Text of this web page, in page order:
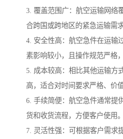
3. 覆盖范围广：航空运输网络
合跨国或跨地区的紧急运输需求
4. 安全性高：航空急件在运输
素影响较小，且操作规范严格
5. 成本较高：相比其他运输方
高，适合对时间要求严格、价
6. 手续简便：航空急件通常提
货和收货流程，方便客户使用。
7. 灵活性强：可根据客户需求